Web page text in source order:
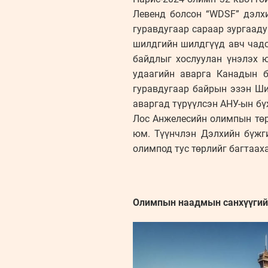
Левенд болсон “WDSF”
гуравдугаар сараар
шилдгийн шилдгүүд авч
байдлыг хослуулан үнэлэх
удаагийн аварга Канадын
гуравдугаар байрын эзэн
аваргад түрүүлсэн АНУ-ын
Лос Анжелесийн олимпын
юм. Түүнчлэн Дэлхийн
олимпод тус төрлийг
Олимпын наадмын